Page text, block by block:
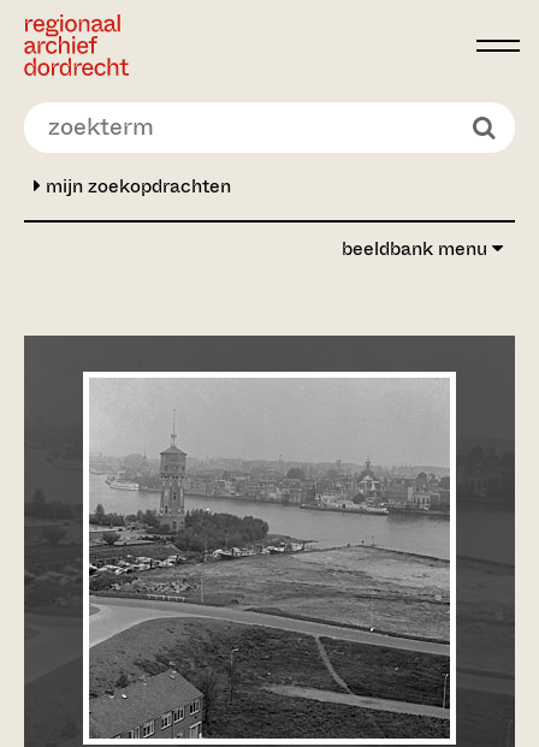
Ga direct naar de inhoud
mijn zoekopdrachten
beeldbank menu